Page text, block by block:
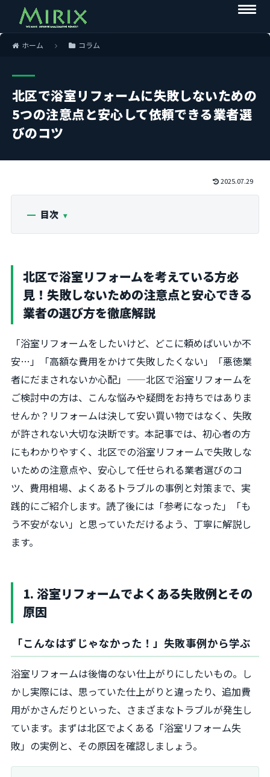
ホーム コラム
北区で浴室リフォームに失敗しないための
5つの注意点と安心して依頼できる業者選
びのコツ
2025.07.29
目次
北区で浴室リフォームを考えている方必
見！失敗しないための注意点と安心できる
業者の選び方を徹底解説
「浴室リフォームをしたいけど、どこに頼めばいいか不
安…」「高額な費用をかけて失敗したくない」「悪徳業
者にだまされないか心配」——北区で浴室リフォームを
ご検討中の方は、こんな悩みや疑問をお持ちではありま
せんか？リフォームは決して安い買い物ではなく、失敗
が許されない大切な決断です。本記事では、初心者の方
にもわかりやすく、北区での浴室リフォームで失敗しな
いための注意点や、安心して任せられる業者選びのコ
ツ、費用相場、よくあるトラブルの事例と対策まで、実
践的にご紹介します。読了後には「参考になった」「も
う不安がない」と思っていただけるよう、丁寧に解説し
ます。
1. 浴室リフォームでよくある失敗例とその
原因
「こんなはずじゃなかった！」失敗事例から学ぶ
浴室リフォームは後悔のない仕上がりにしたいもの。し
かし実際には、思っていた仕上がりと違ったり、追加費
用がかさんだりといった、さまざまなトラブルが発生し
ています。まずは北区でよくある「浴室リフォーム失
敗」の実例と、その原因を確認しましょう。